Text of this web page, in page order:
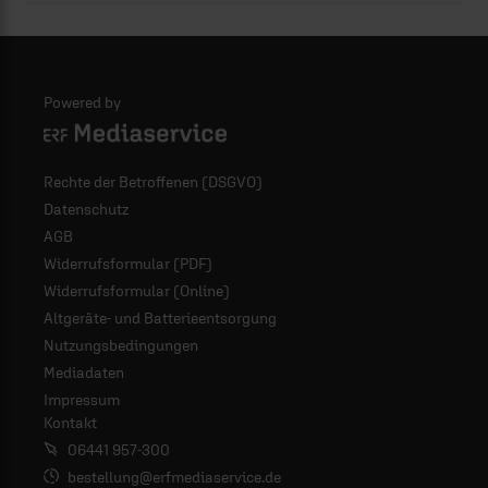
Powered by
Logo - ERF Mediaservice
Rechte der Betroffenen (DSGVO)
Datenschutz
AGB
Widerrufsformular (PDF)
Widerrufsformular (Online)
Altgeräte- und Batterieentsorgung
Nutzungsbedingungen
Mediadaten
Impressum
Kontakt
06441 957-300
bestellung@erfmediaservice.de